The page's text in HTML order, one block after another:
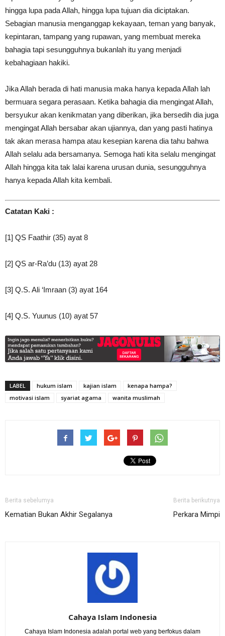
hingga lupa pada Allah, hingga lupa tujuan dia diciptakan.
Sebagian manusia menganggap kekayaan, teman yang banyak,
kepintaran, tampang yang rupawan, yang membuat mereka
bahagia tapi sesungguhnya bukanlah itu yang menjadi
kebahagiaan hakiki.
Jika Allah berada di hati manusia maka hanya kepada Allah lah
bermuara segara perasaan. Ketika bahagia dia mengingat Allah,
bersyukur akan kenikmatan yang diberikan, jika bersedih dia juga
mengingat Allah bersabar akan ujiannya, dan yang pasti hatinya
tak akan merasa hampa atau kesepian karena dia tahu bahwa
Allah selalu ada bersamanya. Semoga hati kita selalu mengingat
Allah hingga kita tak lalai karena urusan dunia, sesungguhnya
hanya kepada Allah kita kembali.
Catatan Kaki :
[1] QS Faathir (35) ayat 8
[2] QS ar-Ra’du (13) ayat 28
[3] Q.S. Ali ‘Imraan (3) ayat 164
[4] Q.S. Yuunus (10) ayat 57
LABEL hukum islam kajian islam
kenapa hampa?
motivasi islam
syariat agama wanita muslimah
Berita sebelumya
Kematian Bukan Akhir Segalanya
Berita berikutnya
Perkara Mimpi
Cahaya Islam Indonesia
Cahaya Islam Indonesia adalah portal web yang berfokus dalam